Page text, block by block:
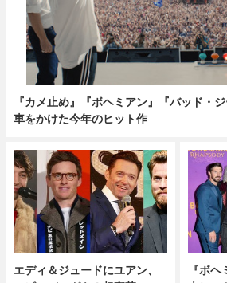
『カメ止め』『ボヘミアン』『バッド・
車をかけた今年のヒット作
エディ＆ジュードにユアン、
『ボ